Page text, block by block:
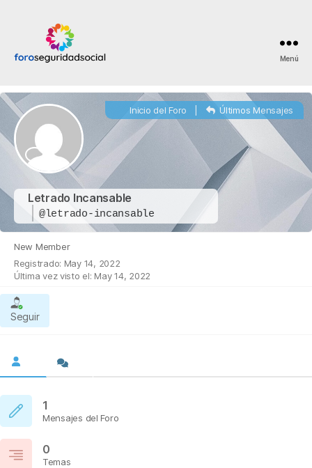
Social
Menú
Letrado Incansable
@letrado-incansable
Inicio del Foro Últimos Mensajes
New Member
Registrado: May 14, 2022
Última vez visto el: May 14, 2022
Seguir
1
Mensajes del Foro
0
Temas